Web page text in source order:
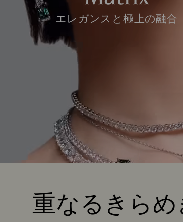
エレガンスと極上の融合
重なるきらめ